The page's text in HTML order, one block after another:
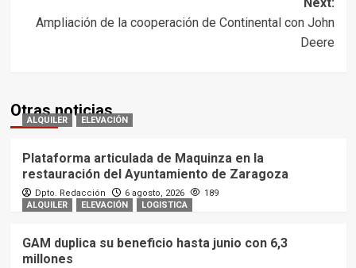
Next:
Ampliación de la cooperación de Continental con John
Deere
Otras noticias
ALQUILER ELEVACIÓN
Plataforma articulada de Maquinza en la
restauración del Ayuntamiento de Zaragoza
Dpto. Redacción 6 agosto, 2026
189
ALQUILER
ELEVACIÓN LOGISTICA
GAM duplica su beneficio hasta junio con 6,3
millones